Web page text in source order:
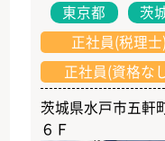
東京都
茨
正社員(税理士)
正社員(資格な
茨城県水戸市五軒
６Ｆ